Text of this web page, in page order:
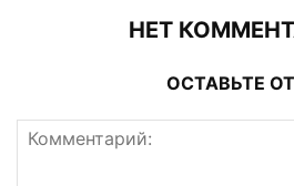
НЕТ
ОСТАВЬТЕ